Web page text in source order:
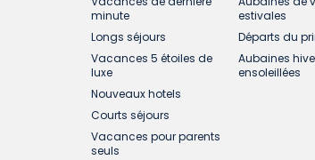
minute
Longs séjours
Vacances 5 étoiles de
luxe
Nouveaux hotels
Courts séjours
Vacances pour parents
seuls
estivales
Départs du
Aubaines
ensoleillées